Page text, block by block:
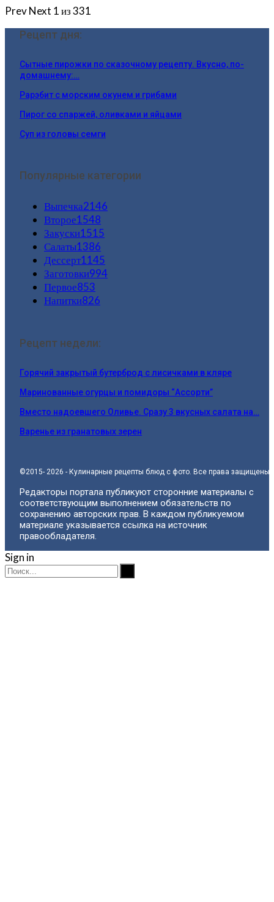
PrevNext 1 из 331
Рецепт дня:
Сытные пирожки по сказочному рецепту. Вкусно, по-
домашнему:…
Paрэбит с морским окунем и грибами
Пирог со спаржей, оливками и яйцами
Суп из головы семги
Популярные категории
Выпечка2146
Второе1548
Закуски1515
Салаты1386
Дессерт1145
Заготовки994
Первое853
Напитки826
Рецепт недели:
Горячий закрытый бутерброд с лисичками в кляре
Маринованные огурцы и помидоры “Ассорти”
Вместо надоевшего Оливье. Сразу 3 вкусных салата на…
Варенье из гранатовых зерен
©2015- 2026 - Кулинарные рецепты блюд с фото. Все права защищены.
Редакторы портала публикуют сторонние материалы с
соответствующим выполнением обязательств по
сохранению авторских прав. В каждом публикуемом
материале указывается ссылка на источник
правообладателя.
Sign in